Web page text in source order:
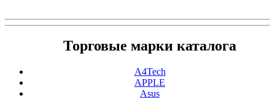
Торговые марки каталога
A4Tech
APPLE
Asus